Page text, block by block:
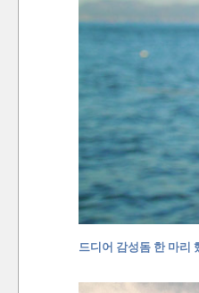
드디어 감성돔 한 마리